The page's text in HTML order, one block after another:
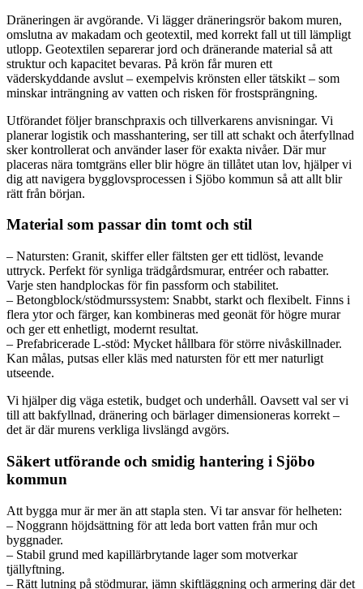
Dräneringen är avgörande. Vi lägger dräneringsrör bakom muren,
omslutna av makadam och geotextil, med korrekt fall ut till lämpligt
utlopp. Geotextilen separerar jord och dränerande material så att
struktur och kapacitet bevaras. På krön får muren ett
väderskyddande avslut – exempelvis krönsten eller tätskikt – som
minskar inträngning av vatten och risken för frostsprängning.
Utförandet följer branschpraxis och tillverkarens anvisningar. Vi
planerar logistik och masshantering, ser till att schakt och återfyllnad
sker kontrollerat och använder laser för exakta nivåer. Där mur
placeras nära tomtgräns eller blir högre än tillåtet utan lov, hjälper vi
dig att navigera bygglovsprocessen i Sjöbo kommun så att allt blir
rätt från början.
Material som passar din tomt och stil
– Natursten: Granit, skiffer eller fältsten ger ett tidlöst, levande
uttryck. Perfekt för synliga trädgårdsmurar, entréer och rabatter.
Varje sten handplockas för fin passform och stabilitet.
– Betongblock/stödmurssystem: Snabbt, starkt och flexibelt. Finns i
flera ytor och färger, kan kombineras med geonät för högre murar
och ger ett enhetligt, modernt resultat.
– Prefabricerade L-stöd: Mycket hållbara för större nivåskillnader.
Kan målas, putsas eller kläs med natursten för ett mer naturligt
utseende.
Vi hjälper dig väga estetik, budget och underhåll. Oavsett val ser vi
till att bakfyllnad, dränering och bärlager dimensioneras korrekt –
det är där murens verkliga livslängd avgörs.
Säkert utförande och smidig hantering i Sjöbo
kommun
Att bygga mur är mer än att stapla sten. Vi tar ansvar för helheten:
– Noggrann höjdsättning för att leda bort vatten från mur och
byggnader.
– Stabil grund med kapillärbrytande lager som motverkar
tjällyftning.
– Rätt lutning på stödmurar, jämn skiftläggning och armering där det